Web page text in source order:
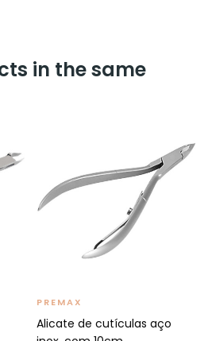
in the same
PREMAX
Alicate de cutículas aço